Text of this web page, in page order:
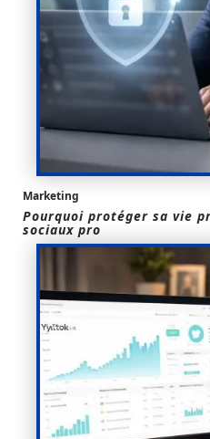
Marketing
Pourquoi protéger sa vie
sociaux pro